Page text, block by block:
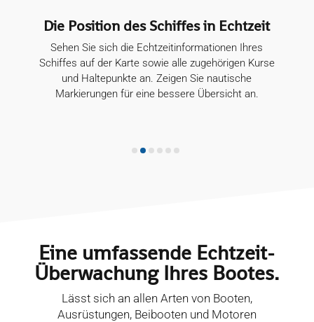
Schiffes in Echtzeit
Ihres
alle zugehörigen Kurse
Zeigen Sie nautische
bessere Übersicht an.
Erstellen Sie
Richten Sie je nach Modell
verschiedene Arten
Benachrichtigungen ein:
Eine umfassende Echtzeit-
Überwachung Ihres Bootes.
Lässt sich an allen Arten von Booten,
Ausrüstungen, Beibooten und Motoren